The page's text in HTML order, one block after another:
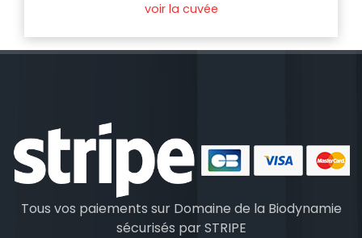
voir la cuvée
Tous vos paiements sur Domaine de la Biodynamie
sécurisés parSTRIPE